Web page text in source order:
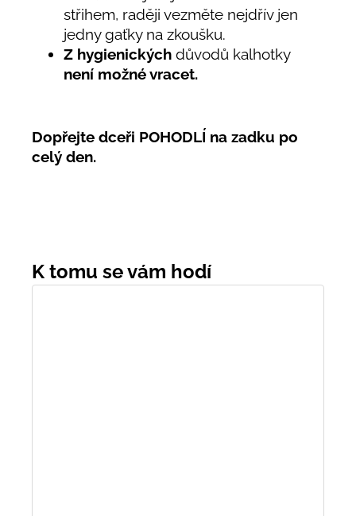
střihem, raději vezměte nejdřív jen
jedny gaťky na zkoušku.
Z hygienických důvodů kalhotky
není možné vracet.
Dopřejte dceři POHODLÍ na zadku po
celý den.